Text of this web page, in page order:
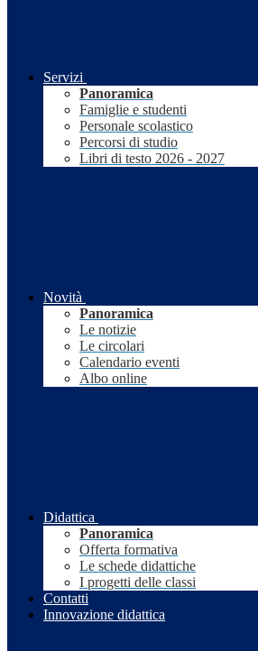
Servizi
Panoramica
Famiglie e studenti
Personale scolastico
Percorsi di studio
Libri di testo 2026 - 2027
Novità
Panoramica
Le notizie
Le circolari
Calendario eventi
Albo online
Didattica
Panoramica
Offerta formativa
Le schede didattiche
I progetti delle classi
Contatti
Innovazione didattica